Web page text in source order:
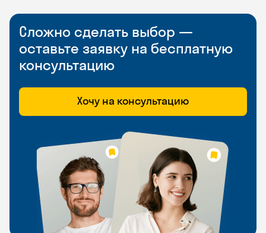
Сложно сделать выбор —
оставьте заявку на бесплатную
консультацию
Хочу на консультацию